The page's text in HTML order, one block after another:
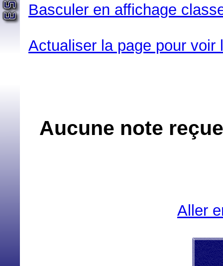
Basculer en affichage
Actualiser la page pour
Aucune note
Aller